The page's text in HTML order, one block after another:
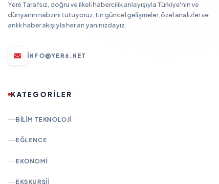
Yer6 Tarafsız, doğru ve ilkeli habercilik anlayışıyla Türkiye'nin ve
dünyanın nabzını tutuyoruz. En güncel gelişmeler, özel analizler ve
anlık haber akışıyla her an yanınızdayız.
INFO@YER6.NET
KATEGORİLER
BILIM TEKNOLOJI
EĞLENCE
EKONOMI
EKSKURSII